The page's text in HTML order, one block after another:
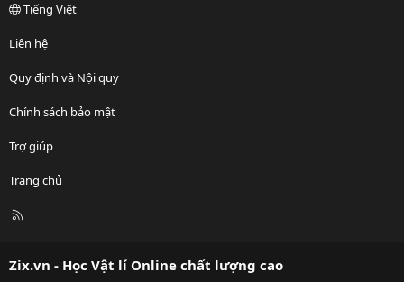
Tiếng Việt
Liên hệ
Quy định và Nội quy
Chính sách bảo mật
Trợ giúp
Trang chủ
R
Zix.vn - Học Vật lí Online chất lượng cao